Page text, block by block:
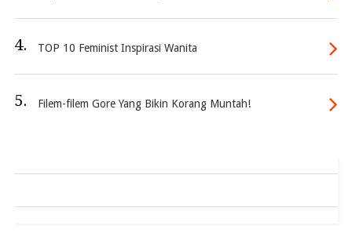
4. TOP 10 Feminist Inspirasi Wanita
5. Filem-filem Gore Yang Bikin Korang Muntah!